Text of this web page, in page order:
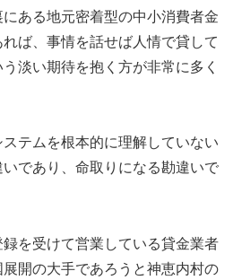
ある地元密着型の中小消費者金
ば、事情を話せば人情で貸して
淡い期待を抱く方が非常に多く
テムを根本的に理解していない
であり、命取りになる勘違いで
を受けて営業している貸金業者
開の大手であろうと神恵内村の